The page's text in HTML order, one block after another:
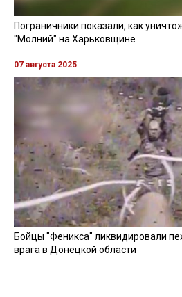
ликвидацию группы оккупантов
20 апреля 2026
Пограничники показали, как
"Молний" на Харьковщине
07 августа 2025